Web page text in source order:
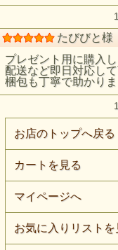
たびびと様
プレゼント用に購入
配送など即日対応し
梱包も丁寧で助かり
お店のトップへ戻る
カートを見る
マイページへ
お気に入りリストを